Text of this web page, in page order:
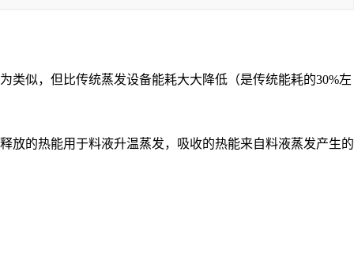
类似，但比传统蒸发设备能耗大大降低（是传统能耗的30%左
的热能用于料液升温蒸发，吸收的热能来自料液蒸发产生的